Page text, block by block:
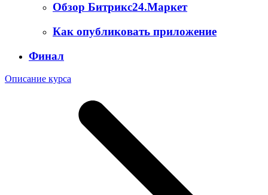
Обзор Битрикс24.Маркет
Как опубликовать приложение
Финал
Описание курса